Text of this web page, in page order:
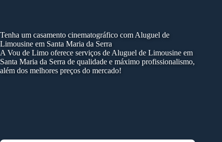
Tenha um casamento cinematográfico com Aluguel de
Limousine em Santa Maria da Serra
A Vou de Limo oferece serviços de Aluguel de Limousine em
Santa Maria da Serra de qualidade e máximo profissionalismo,
além dos melhores preços do mercado!